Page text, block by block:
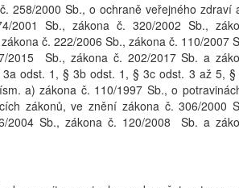
258/2000 Sb., o ochraně veřejného zdraví
2001 Sb., zákona č. 320/2002 Sb.,
č. 222/2006 Sb., zákona č. 110/2007
2015 Sb., zákona č. 202/2017 Sb. a
odst. 1, § 3b odst. 1, § 3c odst. 3 až 5, §
a) zákona č. 110/1997 Sb., o
zákonů, ve znění zákona č. 306/2000
2004 Sb., zákona č. 120/2008 Sb. a